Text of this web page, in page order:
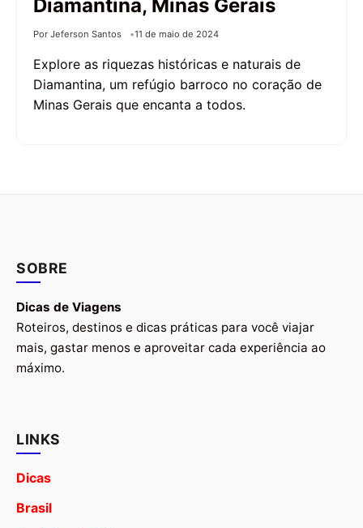
Diamantina, Minas Gerais
Por Jeferson Santos 11 de maio de 2024
Explore as riquezas históricas e naturais de
Diamantina, um refúgio barroco no coração de
Minas Gerais que encanta a todos.
SOBRE
Dicas de Viagens
Roteiros, destinos e dicas práticas para você viajar
mais, gastar menos e aproveitar cada experiência ao
máximo.
LINKS
Dicas
Brasil